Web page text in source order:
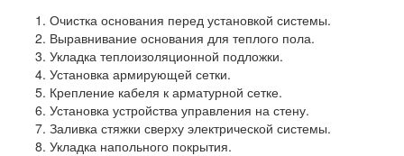
Очистка основания перед установкой системы.
Выравнивание основания для теплого пола.
Укладка теплоизоляционной подложки.
Установка армирующей сетки.
Крепление кабеля к арматурной сетке.
Установка устройства управления на стену.
Заливка стяжки сверху электрической системы.
Укладка напольного покрытия.